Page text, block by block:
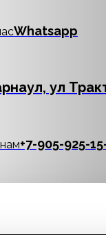
Whatsapp
ул
‪+7-905-925-